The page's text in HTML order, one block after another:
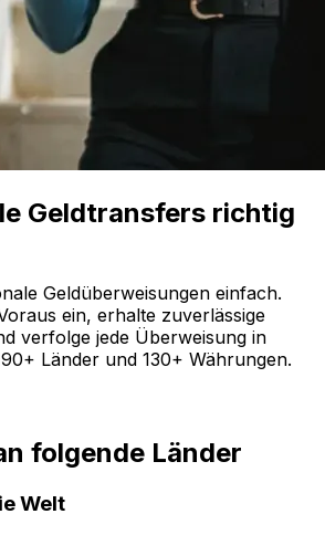
Geldtransfers richtig
Geldüberweisungen einfach.
ein, erhalte zuverlässige
verfolge jede Überweisung in
Länder und 130+ Währungen.
folgende Länder
Welt